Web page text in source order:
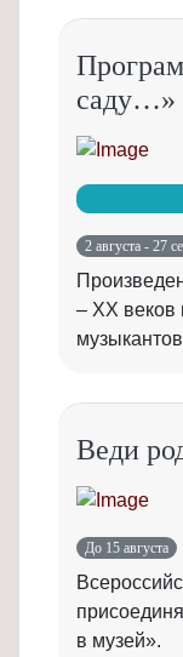
саду…»
2 августа - 27
– XX веков
Веди
До 15 августа
в музей».